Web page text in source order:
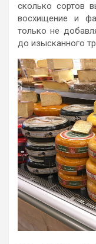
сколько сортов
восхищение и
только не
до изысканного